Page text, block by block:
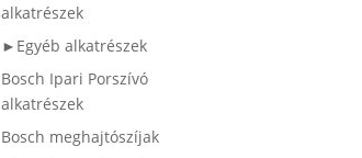
alkatrészek
►Egyéb alkatrészek
Bosch Ipari Porszívó
alkatrészek
Bosch meghajtószíjak